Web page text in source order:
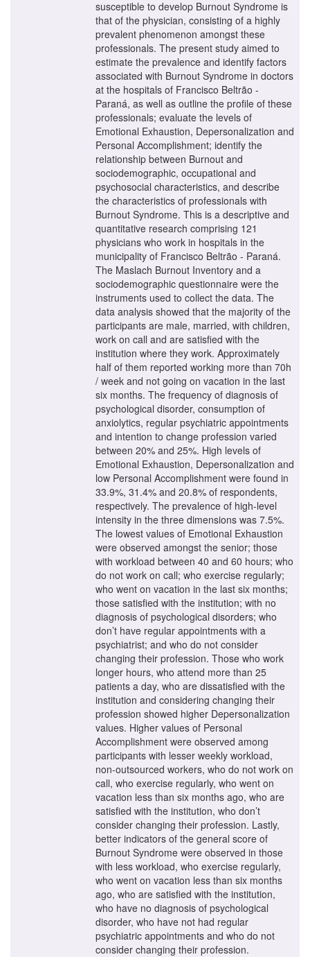
susceptible to develop Burnout Syndrome is
that of the physician, consisting of a highly
prevalent phenomenon amongst these
professionals. The present study aimed to
estimate the prevalence and identify factors
associated with Burnout Syndrome in doctors
at the hospitals of Francisco Beltrão -
Paraná, as well as outline the profile of these
professionals; evaluate the levels of
Emotional Exhaustion, Depersonalization and
Personal Accomplishment; identify the
relationship between Burnout and
sociodemographic, occupational and
psychosocial characteristics, and describe
the characteristics of professionals with
Burnout Syndrome. This is a descriptive and
quantitative research comprising 121
physicians who work in hospitals in the
municipality of Francisco Beltrão - Paraná.
The Maslach Burnout Inventory and a
sociodemographic questionnaire were the
instruments used to collect the data. The
data analysis showed that the majority of the
participants are male, married, with children,
work on call and are satisfied with the
institution where they work. Approximately
half of them reported working more than 70h
/ week and not going on vacation in the last
six months. The frequency of diagnosis of
psychological disorder, consumption of
anxiolytics, regular psychiatric appointments
and intention to change profession varied
between 20% and 25%. High levels of
Emotional Exhaustion, Depersonalization and
low Personal Accomplishment were found in
33.9%, 31.4% and 20.8% of respondents,
respectively. The prevalence of high-level
intensity in the three dimensions was 7.5%.
The lowest values of Emotional Exhaustion
were observed amongst the senior; those
with workload between 40 and 60 hours; who
do not work on call; who exercise regularly;
who went on vacation in the last six months;
those satisfied with the institution; with no
diagnosis of psychological disorders; who
don’t have regular appointments with a
psychiatrist; and who do not consider
changing their profession. Those who work
longer hours, who attend more than 25
patients a day, who are dissatisfied with the
institution and considering changing their
profession showed higher Depersonalization
values. Higher values of Personal
Accomplishment were observed among
participants with lesser weekly workload,
non-outsourced workers, who do not work on
call, who exercise regularly, who went on
vacation less than six months ago, who are
satisfied with the institution, who don’t
consider changing their profession. Lastly,
better indicators of the general score of
Burnout Syndrome were observed in those
with less workload, who exercise regularly,
who went on vacation less than six months
ago, who are satisfied with the institution,
who have no diagnosis of psychological
disorder, who have not had regular
psychiatric appointments and who do not
consider changing their profession.